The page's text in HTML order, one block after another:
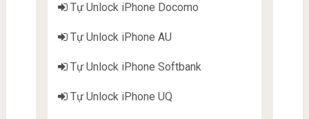
Tự Unlock iPhone Docomo
Tự Unlock iPhone AU
Tự Unlock iPhone Softbank
Tự Unlock iPhone UQ